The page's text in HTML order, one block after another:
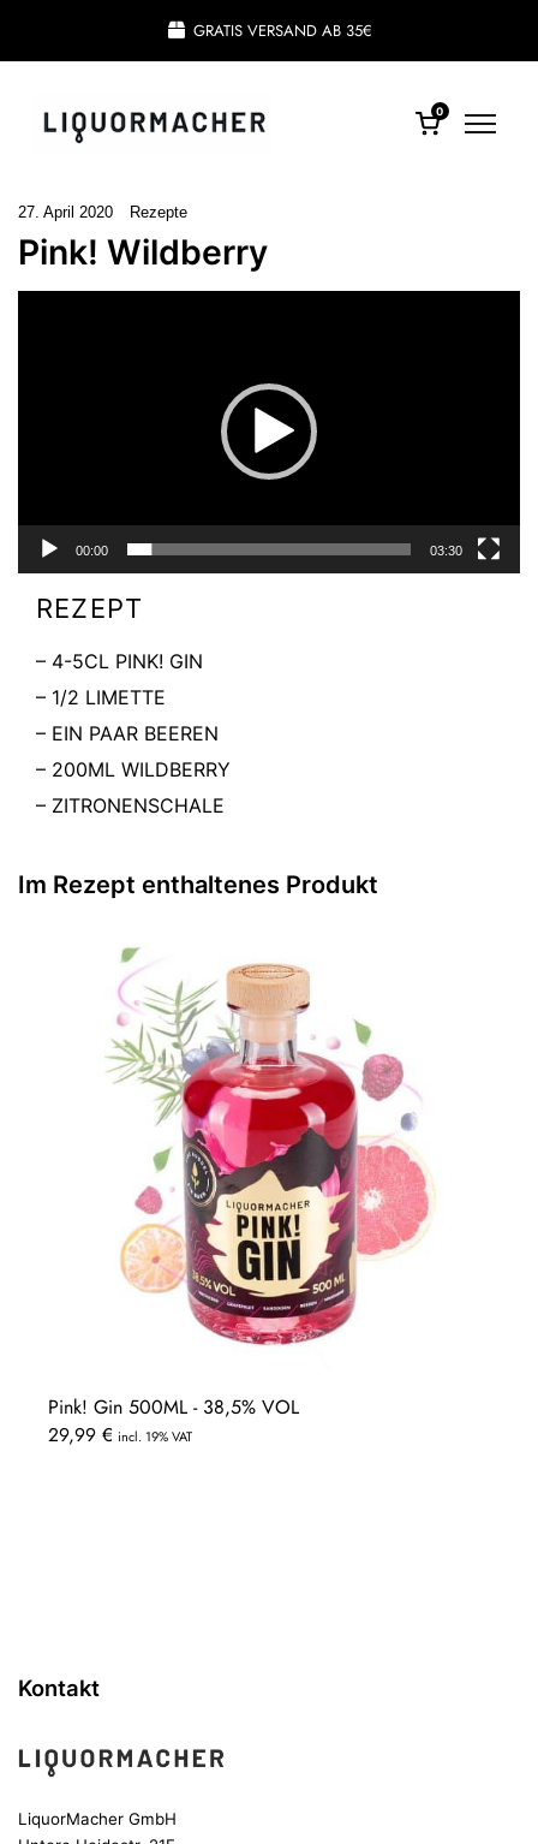
GRATIS VERSAND AB 35€
0
27. April 2020 Rezepte
Pink! Wildberry
00:00 03:30
REZEPT
– 4-5CL PINK! GIN
– 1/2 LIMETTE
– EIN PAAR BEEREN
– 200ML WILDBERRY
– ZITRONENSCHALE
Im Rezept enthaltenes Produkt
Pink! Gin 500ML - 38,5% VOL
29,99 € incl. 19% VAT
Kontakt
LiquorMacher GmbH